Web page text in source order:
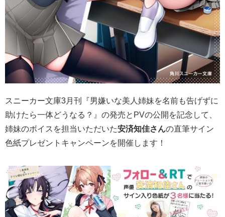
スニーカー文庫3月刊『男嫌いな美人姉妹を名前も告げずに
助けたら一体どうなる？』の発売とPVの公開を記念して、
姉妹のボイスを担当いただいた安済知佳さんの直筆サイン
色紙プレゼントキャンペーンを開催します！